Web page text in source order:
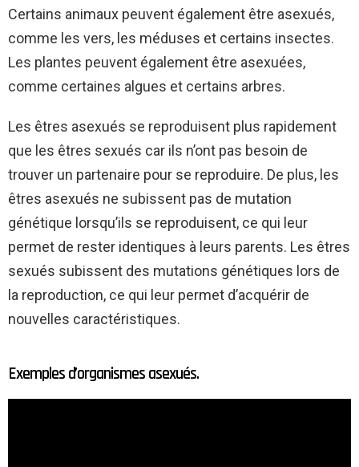
Certains animaux peuvent également être asexués,
comme les vers, les méduses et certains insectes.
Les plantes peuvent également être asexuées,
comme certaines algues et certains arbres.
Les êtres asexués se reproduisent plus rapidement
que les êtres sexués car ils n’ont pas besoin de
trouver un partenaire pour se reproduire. De plus, les
êtres asexués ne subissent pas de mutation
génétique lorsqu’ils se reproduisent, ce qui leur
permet de rester identiques à leurs parents. Les êtres
sexués subissent des mutations génétiques lors de
la reproduction, ce qui leur permet d’acquérir de
nouvelles caractéristiques.
Exemples d’organismes asexués.